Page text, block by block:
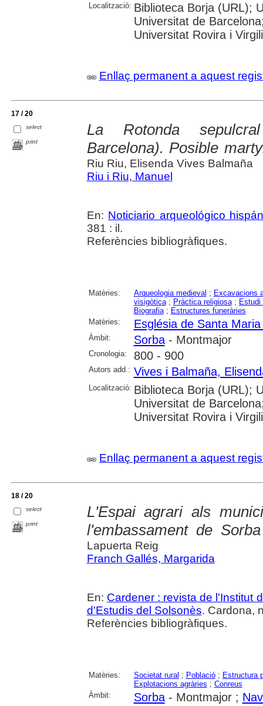
Localització: Biblioteca Borja (URL);
Universitat de
Universitat Rovira i Virgili
Enllaç permanent a aquest
17 / 20
select
print
La Rotonda
Barcelona). Posible
Riu Riu, Elisenda Vives Balmaña
Riu i Riu, Manuel
En: Noticiario arqueológico
381 : il.
Referències bibliogràfiques.
Matèries: Arqueologia medieval ; Excavacions
visigòtica; Pràctica religiosa; Estudi
Biografia; Estructures funeràries
Matèries:
Església de Santa
Àmbit: Sorba- Montmajor
Cronologia: 800 - 900
Autors add.: Vives i Balmaña,
Localització: Biblioteca Borja (URL);
Universitat de
Universitat Rovira i Virgili
Enllaç permanent a aquest
18 / 20
select
print
L'Espai agrari als
l'embassament de Sorba
Lapuerta Reig
Franch Gallés, Margarida
En: Cardener : revista de l'Institut
d'Estudis del Solsonès. Cardona,
Referències bibliogràfiques.
Matèries: Societat rural ; Població; Estructura
Explotacions agràries ; Conreus
Àmbit:
Sorba- Montmajor ;